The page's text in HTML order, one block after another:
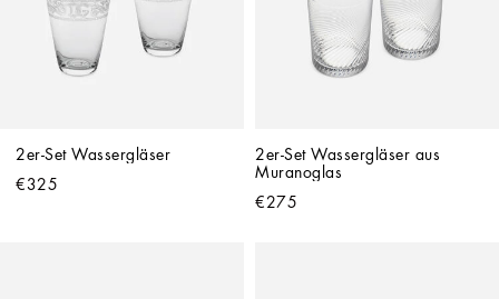
2er-Set Wassergläser
€325
2er-Set Wassergläser aus
Muranoglas
€275